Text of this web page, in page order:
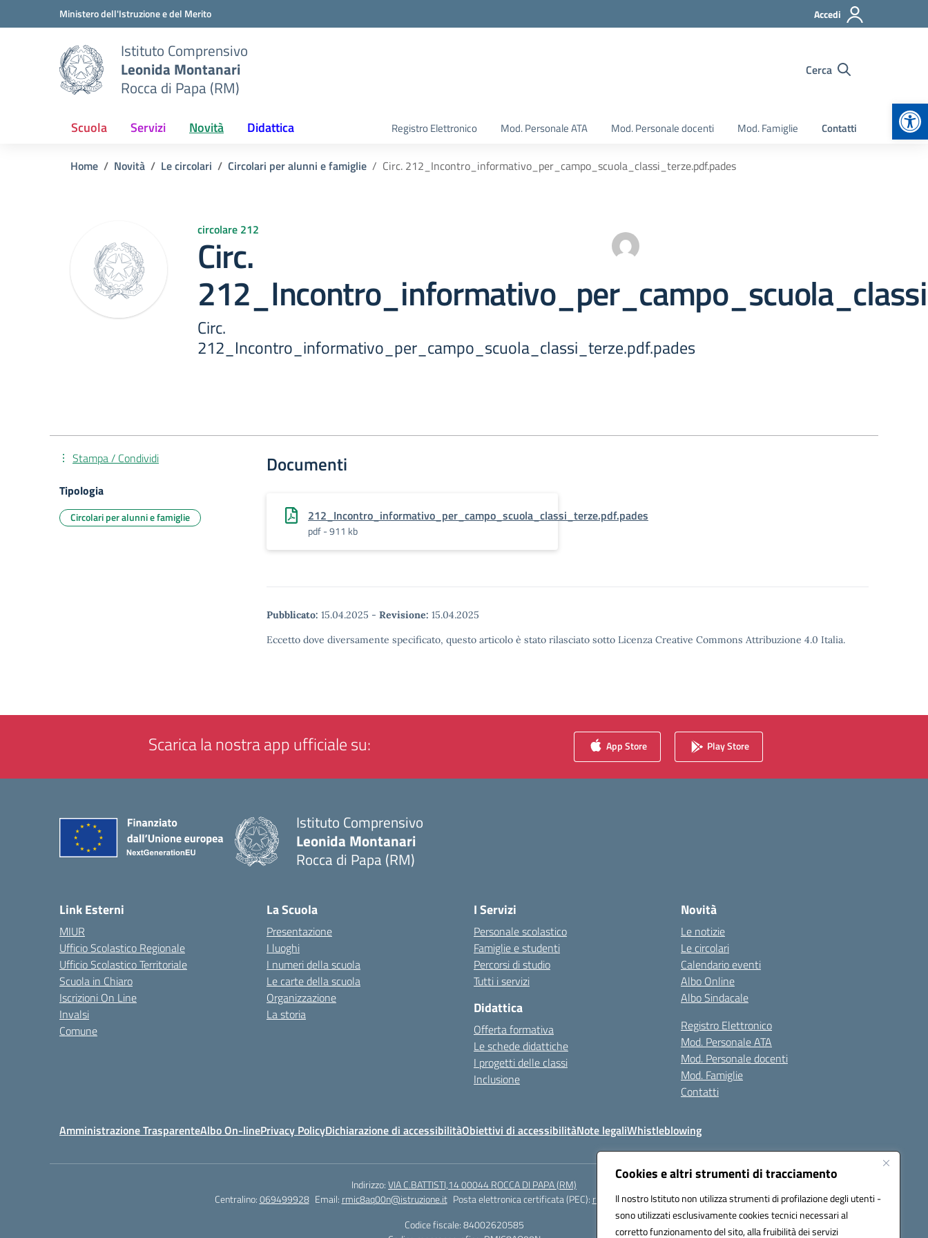
Cookies e altri strumenti di tracciamento
Il nostro Istituto non utilizza strumenti di profilazione degli utenti -
sono utilizzati esclusivamente cookies tecnici necessari al
corretto funzionamento del sito, alla fruibilità dei servizi
Vai ai contenuti
Vai al menu di navigazioneMinistero dell'Istruzione e del Merito Accedi
Istituto Comprensivo
Leonida Montanari
Rocca di Papa (RM)
Cerca
Scuola Servizi Novità Didattica Registro Elettronico Mod. Personale ATA Mod. Personale docenti Mod. Famiglie Contatti
Home Novità Le circolari Circolari per alunni e famiglie Circ. 212_Incontro_informativo_per_campo_scuola_classi_terze.pdf.pades
circolare 212
Circ.
Circ.
212_Incontro_informativo_per_campo_scuola_classi_terze.pdf.pades
Documenti
212_Incontro_informativo_per_campo_scuola_classi_terze.pdf.pades
pdf - 911 kb
Pubblicato: 15.04.2025 - Revisione: 15.04.2025
Eccetto dove diversamente specificato, questo articolo è stato rilasciato sotto Licenza Creative Commons Attribuzione 4.0 Italia.
Stampa / Condividi
Tipologia
Circolari per alunni e famiglie
Scarica la nostra app ufficiale su: App Store Play Store
Istituto Comprensivo
Leonida Montanari
Rocca di Papa (RM)
Link Esterni
MIUR
Ufficio Scolastico Regionale
Ufficio Scolastico Territoriale
Scuola in Chiaro
Iscrizioni On Line
Invalsi
Comune
La Scuola
Presentazione
I luoghi
I numeri della scuola
Le carte della scuola
Organizzazione
La storia
I Servizi
Personale scolastico
Famiglie e studenti
Percorsi di studio
Tutti i servizi
Didattica
Offerta formativa
Le schede didattiche
I progetti delle classi
Inclusione
Novità
Le notizie
Le circolari
Calendario eventi
Albo Online
Albo Sindacale
Registro Elettronico
Mod. Personale ATA
Mod. Personale docenti
Mod. Famiglie
Contatti
Amministrazione TrasparenteAlbo On-linePrivacy PolicyDichiarazione di accessibilitàObiettivi di accessibilitàNote legaliWhistleblowing
Indirizzo:VIA C.BATTISTI,14 00044 ROCCA DI PAPA (RM)
Centralino:069499928 Email: rmic8aq00n@istruzione.it Posta elettronica certificata (PEC): rmic8aq00n@pec.istruzione.it
Codice fiscale: 84002620585